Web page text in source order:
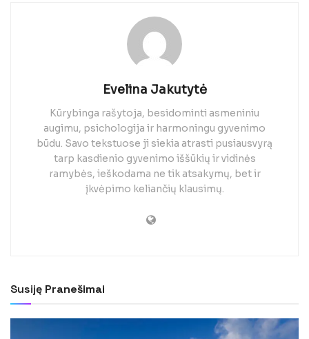
Evelina Jakutytė
Kūrybinga rašytoja, besidominti asmeniniu
augimu, psichologija ir harmoningu gyvenimo
būdu. Savo tekstuose ji siekia atrasti pusiausvyrą
tarp kasdienio gyvenimo iššūkių ir vidinės
ramybės, ieškodama ne tik atsakymų, bet ir
įkvėpimo keliančių klausimų.
Susiję Pranešimai